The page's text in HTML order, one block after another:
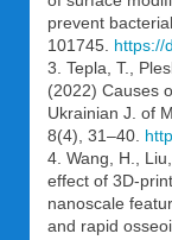
prevent
101745. https://
3. Tepla, T.,
(2022) Causes
Ukrainian J. of
8(4), 31–40.
4. Wang, H.,
effect of 3D-
nanoscale
and rapid